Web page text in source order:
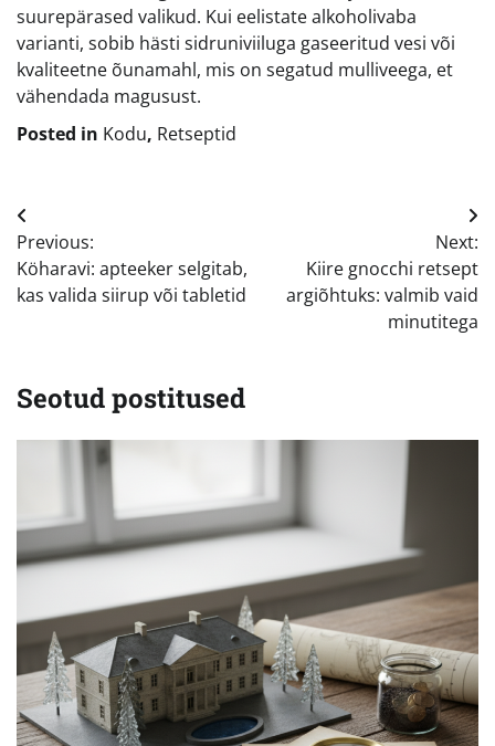
suurepärased valikud. Kui eelistate alkoholivaba
varianti, sobib hästi sidruniviiluga gaseeritud vesi või
kvaliteetne õunamahl, mis on segatud mulliveega, et
vähendada magusust.
Posted in Kodu, Retseptid
Navigeerimine
Previous:
Köharavi: apteeker selgitab,
kas valida siirup või tabletid
Next:
Kiire gnocchi retsept
argiõhtuks: valmib vaid
minutitega
Seotud postitused